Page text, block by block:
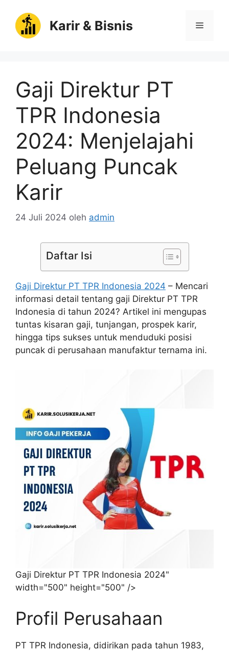
Karir & Bisnis Menu
Gaji Direktur PT
TPR Indonesia
2024: Menjelajahi
Peluang Puncak
Karir
24 Juli 2024 oleh admin
Daftar Isi
Gaji Direktur PT TPR Indonesia 2024 – Mencari
informasi detail tentang gaji Direktur PT TPR
Indonesia di tahun 2024? Artikel ini mengupas
tuntas kisaran gaji, tunjangan, prospek karir,
hingga tips sukses untuk menduduki posisi
puncak di perusahaan manufaktur ternama ini.
Gaji Direktur PT TPR Indonesia 2024"
width="500" height="500" />
Profil Perusahaan
PT TPR Indonesia, didirikan pada tahun 1983,